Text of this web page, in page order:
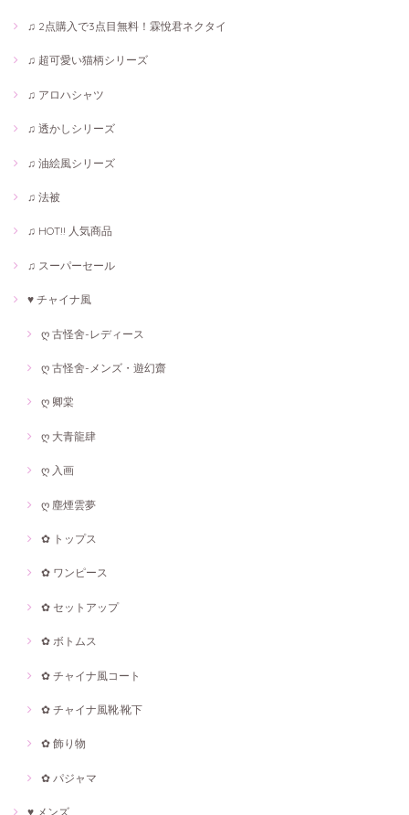
♫ 2点購入で3点目無料！霖悅君ネクタイ
♫ 超可愛い猫柄シリーズ
♫ アロハシャツ
♫ 透かしシリーズ
♫ 油絵風シリーズ
♫ 法被
♫ HOT!! 人気商品
♫ スーパーセール
♥ チャイナ風
ღ 古怪舍-レディース
ღ 古怪舍-メンズ・遊幻齋
ღ 卿棠
ღ 大青龍肆
ღ 入画
ღ 塵煙雲夢
✿ トップス
✿ ワンピース
✿ セットアップ
✿ ボトムス
✿ チャイナ風コート
✿ チャイナ風靴·靴下
✿ 飾り物
✿ パジャマ
♥ メンズ